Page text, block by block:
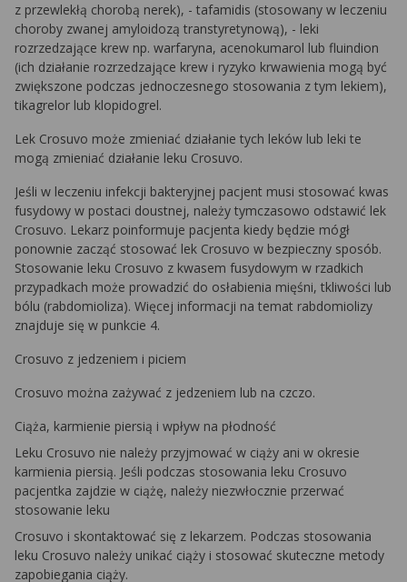
z przewlekłą chorobą nerek), - tafamidis (stosowany w leczeniu
choroby zwanej amyloidozą transtyretynową), - leki
rozrzedzające krew np. warfaryna, acenokumarol lub fluindion
(ich działanie rozrzedzające krew i ryzyko krwawienia mogą być
zwiększone podczas jednoczesnego stosowania z tym lekiem),
tikagrelor lub klopidogrel.
Lek Crosuvo może zmieniać działanie tych leków lub leki te
mogą zmieniać działanie leku Crosuvo.
Jeśli w leczeniu infekcji bakteryjnej pacjent musi stosować kwas
fusydowy w postaci doustnej, należy tymczasowo odstawić lek
Crosuvo. Lekarz poinformuje pacjenta kiedy będzie mógł
ponownie zacząć stosować lek Crosuvo w bezpieczny sposób.
Stosowanie leku Crosuvo z kwasem fusydowym w rzadkich
przypadkach może prowadzić do osłabienia mięśni, tkliwości lub
bólu (rabdomioliza). Więcej informacji na temat rabdomiolizy
znajduje się w punkcie 4.
Crosuvo z jedzeniem i piciem
Crosuvo można zażywać z jedzeniem lub na czczo.
Ciąża, karmienie piersią i wpływ na płodność
Leku Crosuvo nie należy przyjmować w ciąży ani w okresie
karmienia piersią. Jeśli podczas stosowania leku Crosuvo
pacjentka zajdzie w ciążę, należy niezwłocznie przerwać
stosowanie leku
Crosuvo i skontaktować się z lekarzem. Podczas stosowania
leku Crosuvo należy unikać ciąży i stosować skuteczne metody
zapobiegania ciąży.